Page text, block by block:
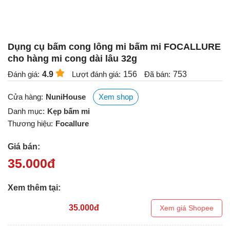
dungDụng cụ bấm cong lông mi bấm mi FOCALLURE
cho hàng mi cong dài lâu 32g
Đánh giá: 4.9 Lượt đánh giá: 156 Đã bán: 753
Cửa hàng: NuniHouse
Xem shop
Danh mục: Kẹp bấm mi
Thương hiệu: Focallure
Giá bán:
35.000đ
Xem thêm tại:
35.000đ Xem giá Shopee